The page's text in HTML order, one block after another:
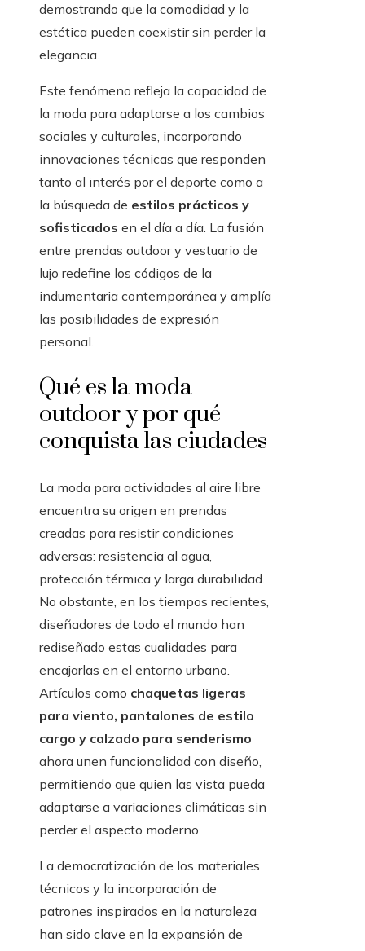
demostrando que la comodidad y la
estética pueden coexistir sin perder la
elegancia.
Este fenómeno refleja la capacidad de
la moda para adaptarse a los cambios
sociales y culturales, incorporando
innovaciones técnicas que responden
tanto al interés por el deporte como a
la búsqueda de estilos prácticos y
sofisticados en el día a día. La fusión
entre prendas outdoor y vestuario de
lujo redefine los códigos de la
indumentaria contemporánea y amplía
las posibilidades de expresión
personal.
Qué es la moda
outdoor y por qué
conquista las ciudades
La moda para actividades al aire libre
encuentra su origen en prendas
creadas para resistir condiciones
adversas: resistencia al agua,
protección térmica y larga durabilidad.
No obstante, en los tiempos recientes,
diseñadores de todo el mundo han
rediseñado estas cualidades para
encajarlas en el entorno urbano.
Artículos como chaquetas ligeras
para viento, pantalones de estilo
cargo y calzado para senderismo
ahora unen funcionalidad con diseño,
permitiendo que quien las vista pueda
adaptarse a variaciones climáticas sin
perder el aspecto moderno.
La democratización de los materiales
técnicos y la incorporación de
patrones inspirados en la naturaleza
han sido clave en la expansión de